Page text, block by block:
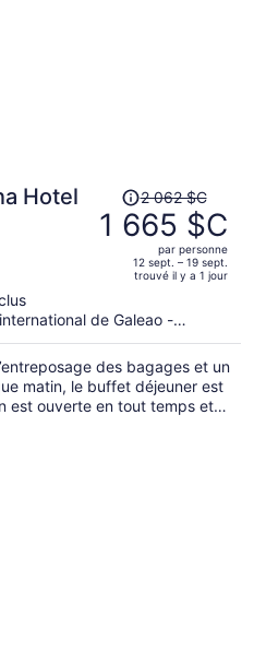
Hotel
prix
était
de 2 062 $C,
maintenant
de 1 665 $C
par
personne.
2 062 $C
1 665 $C
par personne
12 sept. – 19 sept.
trouvé il y a 1 jour
de Galeao -
des bagages et un
matin, le buffet déjeuner est
est ouverte en tout temps et